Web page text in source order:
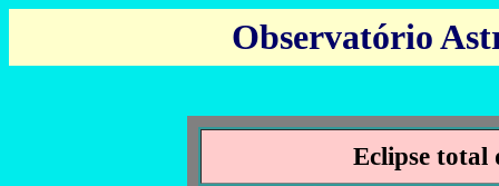
Observatório
Eclipse total